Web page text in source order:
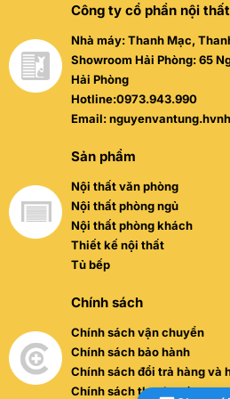
Công ty cổ phần nội
Nhà máy: Thanh Mạc,
Showroom Hải Phòng: 65
Hải Phòng
Hotline:0973.943.990
Email:
Sản phẩm
Nội thất văn phòng
Nội thất phòng ngủ
Nội thất phòng khách
Thiết kế nội thất
Tủ bếp
Chính sách
Chính sách vận chuyển
Chính sách bảo hành
Chính sách đổi trả hàng và
Chính sách thanh toán